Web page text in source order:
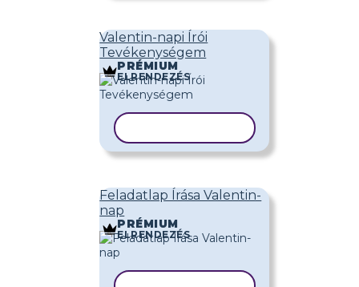
Valentin-napi Írói
Tevékenységem
PRÉMIUM
ELRENDEZÉS
Feladatlap Írása Valentin-
nap
PRÉMIUM
ELRENDEZÉS